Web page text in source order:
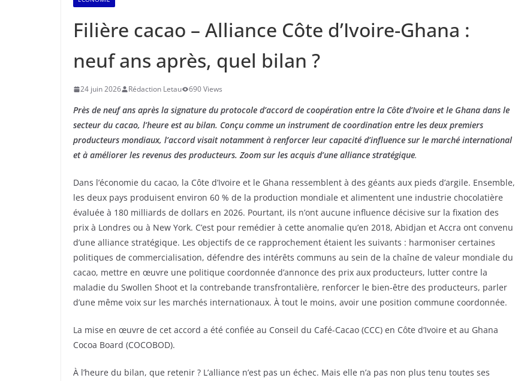
Filière cacao – Alliance Côte d’Ivoire-Ghana :
neuf ans après, quel bilan ?
24 juin 2026 Rédaction Letau 690 Views
Près de neuf ans après la signature du protocole d’accord de coopération entre la Côte d’Ivoire et le Ghana dans le
secteur du cacao, l’heure est au bilan. Conçu comme un instrument de coordination entre les deux premiers
producteurs mondiaux, l’accord visait notamment à renforcer leur capacité d’influence sur le marché international
et à améliorer les revenus des producteurs. Zoom sur les acquis d’une alliance stratégique.
Dans l’économie du cacao, la Côte d’Ivoire et le Ghana ressemblent à des géants aux pieds d’argile. Ensemble,
les deux pays produisent environ 60 % de la production mondiale et alimentent une industrie chocolatière
évaluée à 180 milliards de dollars en 2026. Pourtant, ils n’ont aucune influence décisive sur la fixation des
prix à Londres ou à New York. C’est pour remédier à cette anomalie qu’en 2018, Abidjan et Accra ont convenu
d’une alliance stratégique. Les objectifs de ce rapprochement étaient les suivants : harmoniser certaines
politiques de commercialisation, défendre des intérêts communs au sein de la chaîne de valeur mondiale du
cacao, mettre en œuvre une politique coordonnée d’annonce des prix aux producteurs, lutter contre la
maladie du Swollen Shoot et la contrebande transfrontalière, renforcer le bien-être des producteurs, parler
d’une même voix sur les marchés internationaux. À tout le moins, avoir une position commune coordonnée.
La mise en œuvre de cet accord a été confiée au Conseil du Café-Cacao (CCC) en Côte d’Ivoire et au Ghana
Cocoa Board (COCOBOD).
À l’heure du bilan, que retenir ? L’alliance n’est pas un échec. Mais elle n’a pas non plus tenu toutes ses